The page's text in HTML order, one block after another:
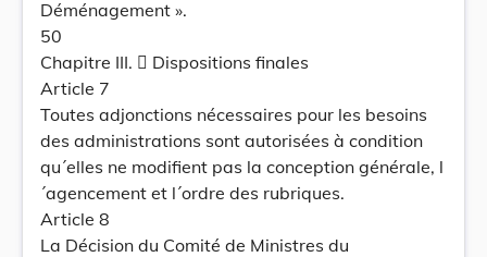
Déménagement ».
50
Chapitre III.  Dispositions finales
Article 7
Toutes adjonctions nécessaires pour les besoins
des administrations sont autorisées à condition
qu´elles ne modifient pas la conception générale, l
´agencement et l´ordre des rubriques.
Article 8
La Décision du Comité de Ministres du